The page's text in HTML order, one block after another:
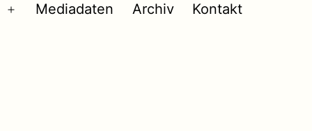
Menü
Mediadaten Archiv Kontakt